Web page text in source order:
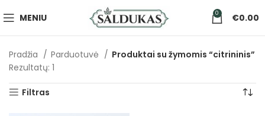
MENIU 0 €0.00
Pradžia Parduotuvė
Produktai su žymomis “citrininis”
Rezultatų: 1
Filtras